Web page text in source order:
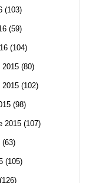
(103)
(59)
(104)
2015 (80)
2015 (102)
(98)
2015 (107)
(63)
(105)
(126)